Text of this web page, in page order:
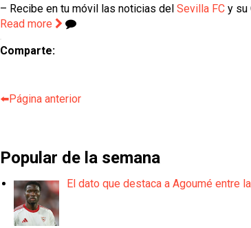
– Recibe en tu móvil las noticias del Sevilla FC y su
Read more
Comparte:
⬅️Página anterior
Popular de la semana
El dato que destaca a Agoumé entre